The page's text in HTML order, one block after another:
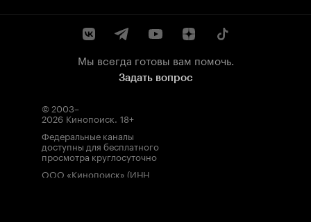
Мы всегда готовы вам помочь.
Задать вопрос
© 2003–
2026 Кинопоиск 18+
Федеральные каналы
доступны для бесплатного
просмотра круглосуточно
ООО «Кинопоиск» (ИНН